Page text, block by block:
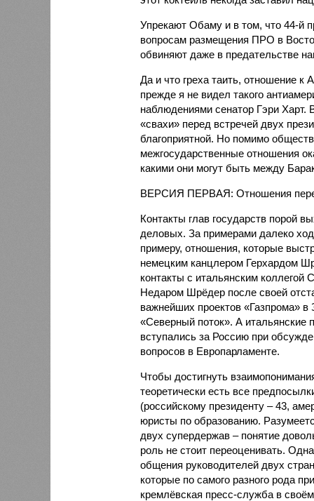
Упрекают Обаму и в том, что 44-й
вопросам размещения ПРО в
обвиняют даже в предательстве
Да и что греха таить, отношение к
прежде я не видел такого
наблюдениями сенатор Гэри Харт.
«свахи» перед встречей двух
благоприятной. Но помимо
межгосударственные отношения
какими они могут быть между
ВЕРСИЯ ПЕРВАЯ: Отношения
Контакты глав государств порой
деловых. За примерами далеко
примеру, отношения, которые
немецким канцлером Герхардом
контакты с итальянским коллегой
Недаром Шрёдер после своей
важнейших проектов «Газпрома» в
«Северный поток». А итальянские
вступались за Россию при
вопросов в Европарламенте.
Чтобы достигнуть
теоретически есть все
(российскому президенту – 43,
юристы по образованию.
двух супердержав – понятие
роль не стоит переоценивать.
общения руководителей двух
которые по самого разного рода
кремлёвская пресс-служба в